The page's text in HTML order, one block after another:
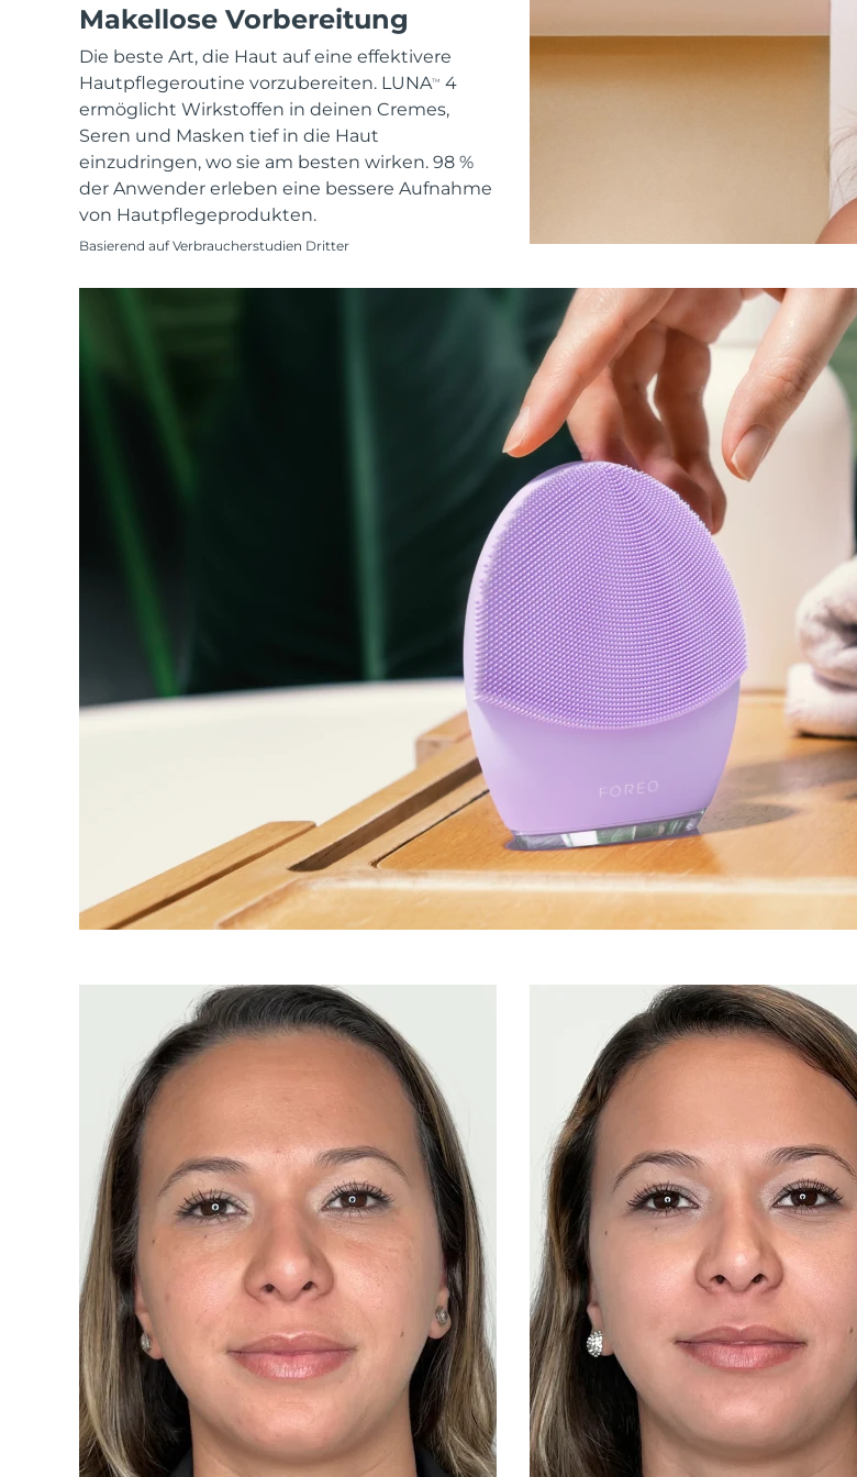
Makellose Vorbereitung
Die beste Art, die Haut auf eine effektivere
Hautpflegeroutine vorzubereiten. LUNATM
4
ermöglicht Wirkstoffen in deinen Cremes,
Seren und Masken tief in die Haut
einzudringen, wo sie am besten wirken. 98 %
der Anwender erleben eine bessere Aufnahme
von Hautpflegeprodukten.
Basierend auf Verbraucherstudien Dritter
All acne treatment devices
All revitalizing eye massagers
KIWI™ skincare
Advanced pore care essentials
Serum
issa™ Teeth Whitening Gel
18% PAP
Kosmetik Männer
Kaufe alles